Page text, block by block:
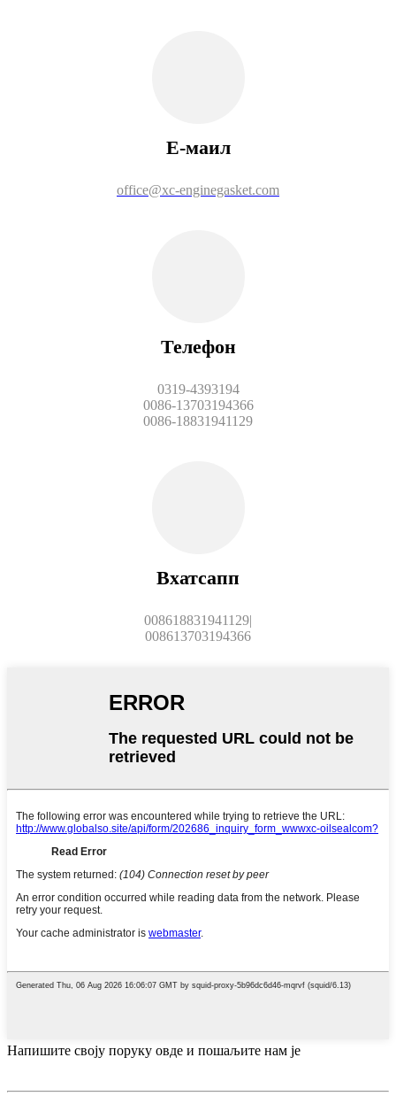
Е-маил
office@xc-enginegasket.com
Телефон
0319-4393194
0086-13703194366
0086-18831941129
Вхатсапп
008618831941129|
008613703194366
Напишите своју поруку овде и пошаљите нам је